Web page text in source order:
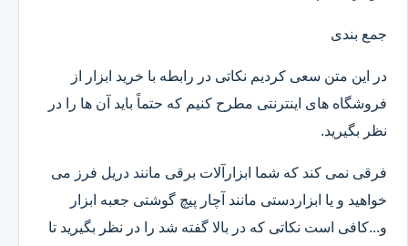
جمع بندی
در این متن سعی کردیم نکاتی در رابطه با خرید ابزار از
فروشگاه های اینترنتی مطرح کنیم که حتماً باید آن ها را در
نظر بگیرید.
فرقی نمی کند که شما ابزارآلات برقی مانند دریل فرز می
خواهید و یا ابزاردستی مانند آچار پیچ گوشتی جعبه ابزار
و...کافی است نکاتی که در بالا گفته شد را در نظر بگیرید تا